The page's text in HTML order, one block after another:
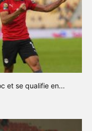
et se qualifie en...